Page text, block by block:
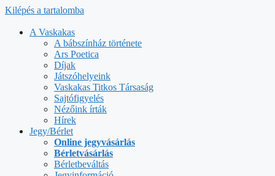
Kilépés a tartalomba
A Vaskakas
A bábszínház története
Ars Poetica
Díjak
Játszóhelyeink
Vaskakas Titkos Társaság
Sajtófigyelés
Nézőink írták
Hírek
Jegy/Bérlet
Online jegyvásárlás
Bérletvásárlás
Bérletbeváltás